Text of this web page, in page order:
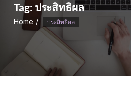
Tag: ประสิทธิผล
Home ประสิทธิผล